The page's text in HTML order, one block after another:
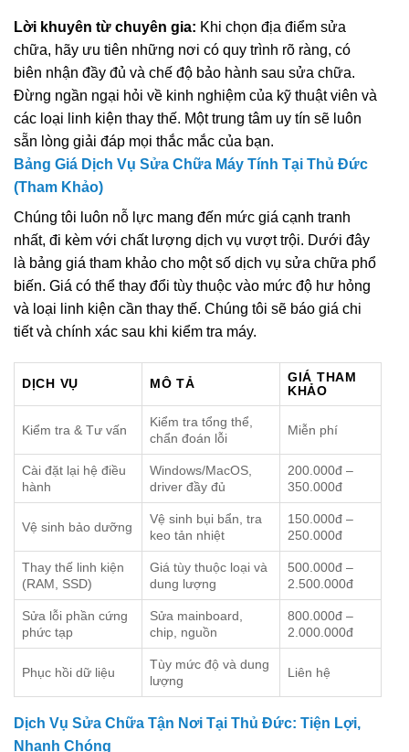
Lời khuyên từ chuyên gia: Khi chọn địa điểm sửa
chữa, hãy ưu tiên những nơi có quy trình rõ ràng, có
biên nhận đầy đủ và chế độ bảo hành sau sửa chữa.
Đừng ngần ngại hỏi về kinh nghiệm của kỹ thuật viên và
các loại linh kiện thay thế. Một trung tâm uy tín sẽ luôn
sẵn lòng giải đáp mọi thắc mắc của bạn.
Bảng Giá Dịch Vụ Sửa Chữa Máy Tính Tại Thủ Đức
(Tham Khảo)
Chúng tôi luôn nỗ lực mang đến mức giá cạnh tranh
nhất, đi kèm với chất lượng dịch vụ vượt trội. Dưới đây
là bảng giá tham khảo cho một số dịch vụ sửa chữa phổ
biến. Giá có thể thay đổi tùy thuộc vào mức độ hư hỏng
và loại linh kiện cần thay thế. Chúng tôi sẽ báo giá chi
tiết và chính xác sau khi kiểm tra máy.
DỊCH VỤ MÔ TẢ
GIÁ THAM
KHẢO
Kiểm tra & Tư vấn
Kiểm tra tổng thể,
chẩn đoán lỗi
Miễn phí
Cài đặt lại hệ điều
hành
Windows/MacOS,
driver đầy đủ
200.000đ –
350.000đ
Vệ sinh bảo dưỡng
Vệ sinh bụi bẩn, tra
keo tản nhiệt
150.000đ –
250.000đ
Thay thế linh kiện
(RAM, SSD)
Giá tùy thuộc loại và
dung lượng
500.000đ –
2.500.000đ
Sửa lỗi phần cứng
phức tạp
Sửa mainboard,
chip, nguồn
800.000đ –
2.000.000đ
Phục hồi dữ liệu
Tùy mức độ và dung
lượng
Liên hệ
Dịch Vụ Sửa Chữa Tận Nơi Tại Thủ Đức: Tiện Lợi,
Nhanh Chóng